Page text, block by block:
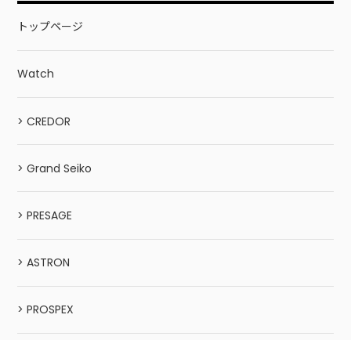
トップページ
Watch
> CREDOR
> Grand Seiko
> PRESAGE
> ASTRON
> PROSPEX